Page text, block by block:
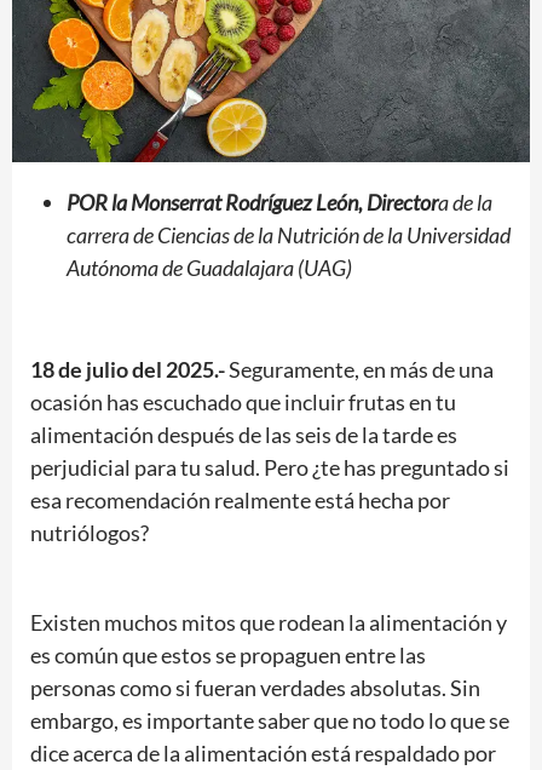
PORlaMonserrat Rodríguez León, Directora de la
carrera de Ciencias de la Nutrición de la Universidad
Autónoma de Guadalajara (UAG)
18 de julio del 2025.-Seguramente, en más de una
ocasión has escuchado que incluir frutas en tu
alimentación después de las seis de la tarde es
perjudicial para tu salud. Pero ¿te has preguntado si
esa recomendación realmente está hecha por
nutriólogos?
Existen muchos mitos que rodean la alimentación y
es común que estos se propaguen entre las
personas como si fueran verdades absolutas. Sin
embargo, es importante saber que no todo lo que se
dice acerca de la alimentación está respaldado por